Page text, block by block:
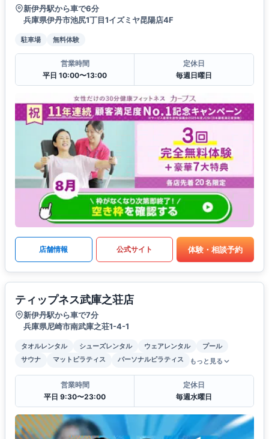
新伊丹駅から車で6分
兵庫県伊丹市池尻1丁目1イズミヤ昆陽店4F
駐車場 無料体験
営業時間
平日 10:00〜13:00
定休日
毎週日曜日
店舗情報 公式サイト 体験・相談予約
ティップネス武庫之荘店
新伊丹駅から車で7分
兵庫県尼崎市南武庫之荘1-4-1
タオルレンタル シューズレンタル ウェアレンタル
プール
サウナ
マットピラティス パーソナルピラティス もっと見る
営業時間
平日 9:30〜23:00
定休日
毎週水曜日